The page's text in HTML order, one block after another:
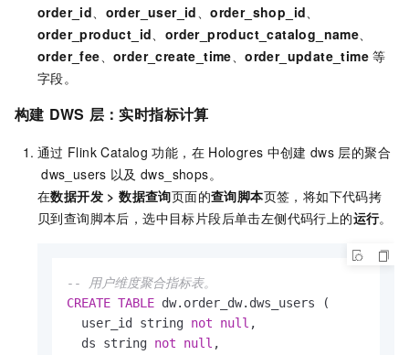
order_id
order_user_id 、order_shop_id
order_product_id
order_product_catalog_name
order_fee 、order_create_time 、order_update_time 等
字段。
构建 DWS 层：实时指标计算
通过 Flink Catalog 功能，在 Hologres 中创建 dws 层的聚合
dws_users 以及 dws_shops。
在数据开发 >数据查询页面的查询脚本页签，将如下代码拷
贝到查询脚本后，选中目标片段后单击左侧代码行上的运行。
-- 用户维度聚合指标表。
CREATE TABLE dw.order_dw.dws_users (
  user_id string
not null ,
  ds string
not null ,